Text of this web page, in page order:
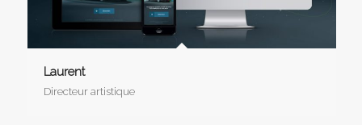
Laurent
Directeur artistique